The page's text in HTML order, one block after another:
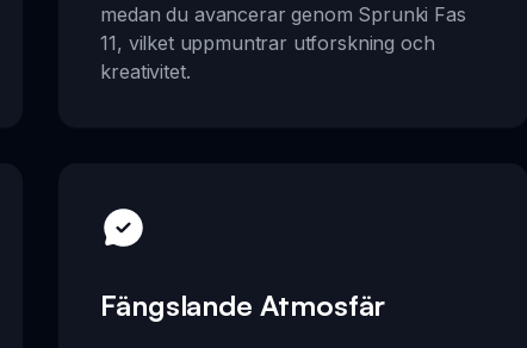
medan du avancerar genom Sprunki Fas
11, vilket uppmuntrar utforskning och
kreativitet.
Fängslande Atmosfär